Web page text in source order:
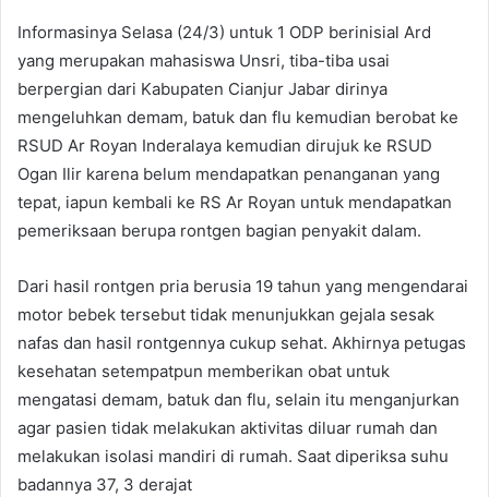
Informasinya Selasa (24/3) untuk 1 ODP berinisial Ard
yang merupakan mahasiswa Unsri, tiba-tiba usai
berpergian dari Kabupaten Cianjur Jabar dirinya
mengeluhkan demam, batuk dan flu kemudian berobat ke
RSUD Ar Royan Inderalaya kemudian dirujuk ke RSUD
Ogan Ilir karena belum mendapatkan penanganan yang
tepat, iapun kembali ke RS Ar Royan untuk mendapatkan
pemeriksaan berupa rontgen bagian penyakit dalam.
Dari hasil rontgen pria berusia 19 tahun yang mengendarai
motor bebek tersebut tidak menunjukkan gejala sesak
nafas dan hasil rontgennya cukup sehat. Akhirnya petugas
kesehatan setempatpun memberikan obat untuk
mengatasi demam, batuk dan flu, selain itu menganjurkan
agar pasien tidak melakukan aktivitas diluar rumah dan
melakukan isolasi mandiri di rumah. Saat diperiksa suhu
badannya 37, 3 derajat